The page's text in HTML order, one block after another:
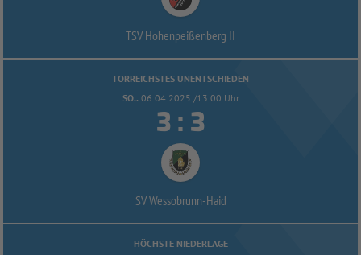
TSV Hohenpeißenberg II
TORREICHSTES UNENTSCHIEDEN
SO.. 06.04.2025 /13:00 Uhr
 : 
SV Wessobrunn-Haid
HÖCHSTE NIEDERLAGE